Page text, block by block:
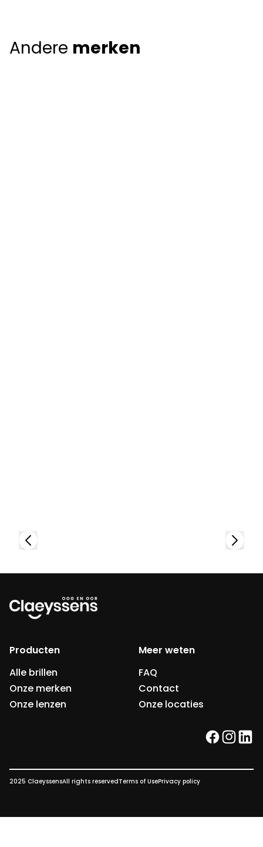
Andere merken
Producten
Alle brillen
Onze merken
Onze lenzen
Meer weten
FAQ
Contact
Onze locaties
facebook
2025 ClaeyssensAll rights reservedTerms of UsePrivacy policy